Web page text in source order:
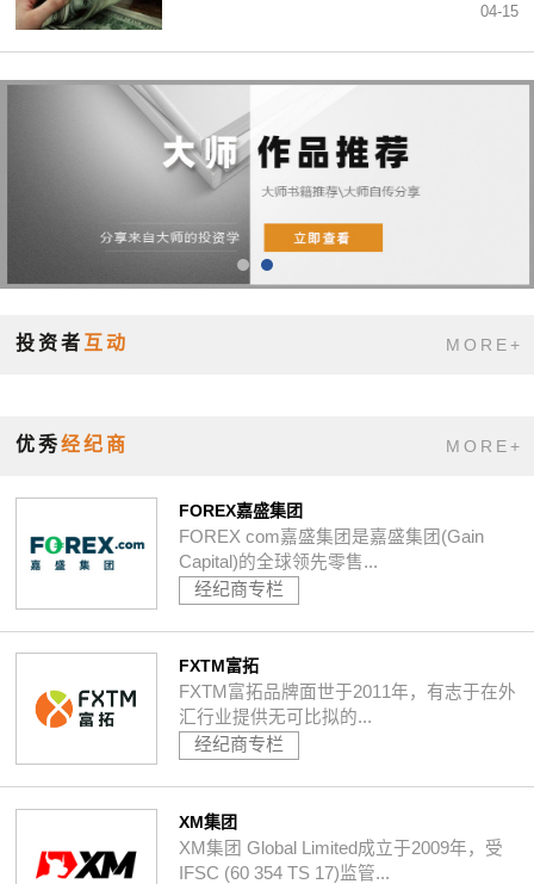
04-15
投资者 互动 MORE+
优秀经纪商 MORE+
FOREX嘉盛集团
FOREX com嘉盛集团是嘉盛集团(Gain
Capital)的全球领先零售...
经纪商专栏
FXTM富拓
FXTM富拓品牌面世于2011年，有志于在外
汇行业提供无可比拟的...
经纪商专栏
XM集团
XM集团 Global Limited成立于2009年，受
IFSC (60 354 TS 17)监管...